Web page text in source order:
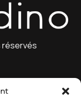
réservés
France